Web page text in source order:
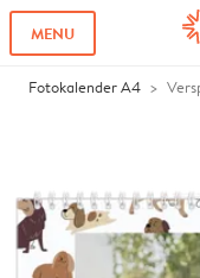
MENU
Fotokalender A4